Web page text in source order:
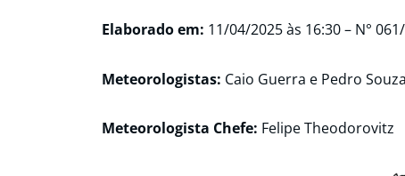
Elaborado em: 11/04/2025às 16:30 – N°
Meteorologistas: Caio Guerra e Pedro Souza
Meteorologista Chefe: Felipe Theodorovitz